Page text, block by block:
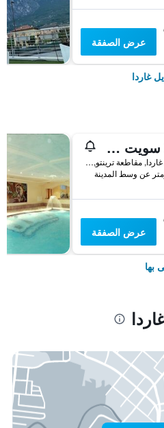
عرض الصفقة
غاردا
ألبولا سويت هوليداي أبارتمنتس
ريفا ديل غاردا, مقاطعة ترينتو, إيطاليا
عرض الصفقة
بها